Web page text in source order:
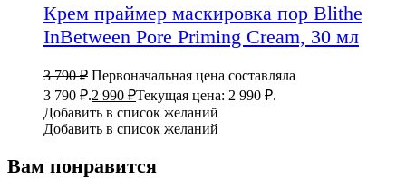
Крем праймер маскировка пор Blithe
InBetween Pore Priming Cream, 30 мл
3 790₽ Первоначальная цена составляла
3 790 ₽.2 990 ₽Текущая цена: 2 990 ₽.
Добавить в список желаний
Добавить в список желаний
Вам понравится